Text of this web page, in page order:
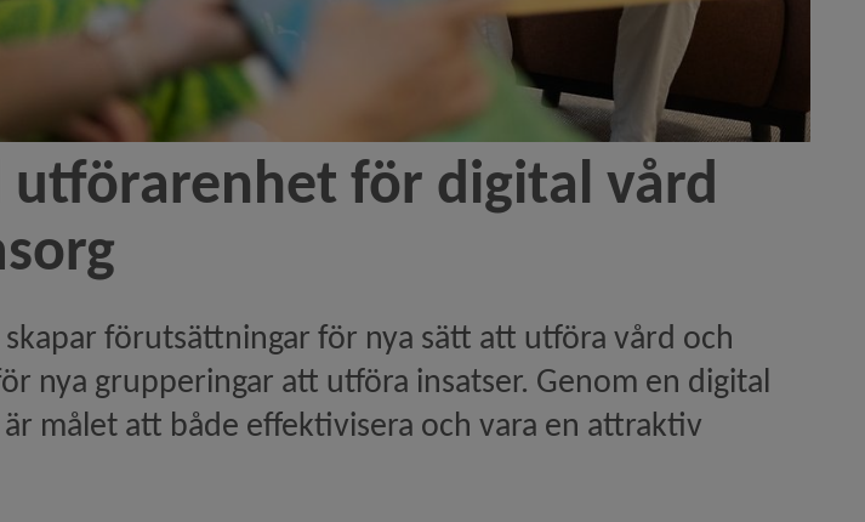
utförarenhet för digital vård
förutsättningar för nya sätt att utföra vård och
nya grupperingar att utföra insatser. Genom en digital
målet att både effektivisera och vara en attraktiv